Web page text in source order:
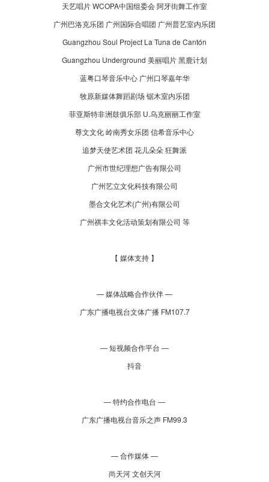
天艺唱片 WCOPA中国组委会 阿牙街舞工作室
广州巴洛克乐团 广州国际合唱团 广州普艺室内乐团
Guangzhou Soul Project La Tuna de Cantón
Guangzhou Underground 美丽唱片 黑鹿计划
蓝粤口琴音乐中心 广州口琴嘉年华
牧原新媒体舞蹈剧场 锯木室内乐团
菲亚斯特非洲鼓俱乐部 U.乌克丽丽工作室
尊文文化 岭南秀女乐团 信希音乐中心
追梦天使艺术团 花儿朵朵 狂舞派
广州市世纪理想广告有限公司
广州艺立文化科技有限公司
墨合文化艺术(广州)有限公司
广州祺丰文化活动策划有限公司 等
【 媒体支持 】
— 媒体战略合作伙伴 —
广东广播电视台文体广播 FM107.7
— 短视频合作平台 —
抖音
— 特约合作电台 —
广东广播电视台音乐之声 FM99.3
— 合作媒体 —
尚天河 文创天河